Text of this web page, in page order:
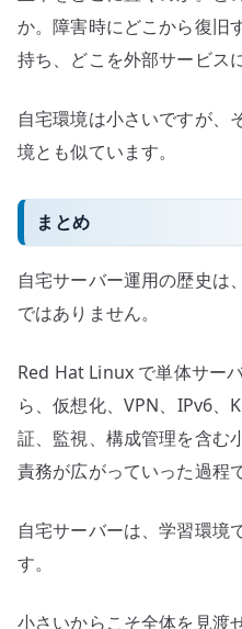
か。障害時にどこから復旧
持ち、どこを外部サービス
自宅環境は小さいですが、
境とも似ています。
まとめ
自宅サーバー運用の歴史は
ではありません。
Red Hat Linux で単体サー
ら、仮想化、VPN、IPv6
証、監視、構成管理を含む
責務が広がっていった過程で
自宅サーバーは、学習環境
す。
小さいからこそ全体を見渡